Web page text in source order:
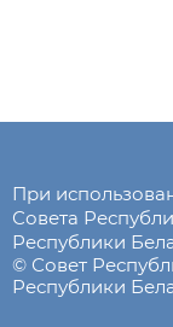
При
Совета
Республики
© Совет
Республики